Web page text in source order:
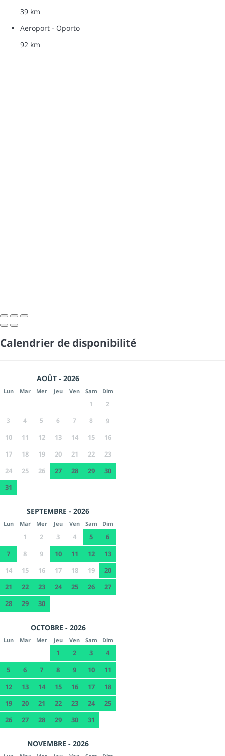
39 km
Aeroport - Oporto
92 km
Calendrier de disponibilité
AOÛT - 2026
Lun Mar Mer Jeu Ven Sam Dim
1
2
3
4 5 6 7 8
9
10
11 12 13 14 15
16
17
18 19 20 21 22
23
24
25 26 27 28 29
30
31
SEPTEMBRE - 2026
Lun Mar Mer Jeu Ven Sam Dim
1 2 3 4 5
6
7
8 9 10 11 12
13
14
15 16 17 18 19
20
21
22 23 24 25 26
27
28
29 30
OCTOBRE - 2026
Lun Mar Mer Jeu Ven Sam Dim
1 2 3
4
5
6 7 8 9 10
11
12
13 14 15 16 17
18
19
20 21 22 23 24
25
26
27 28 29 30 31
NOVEMBRE - 2026